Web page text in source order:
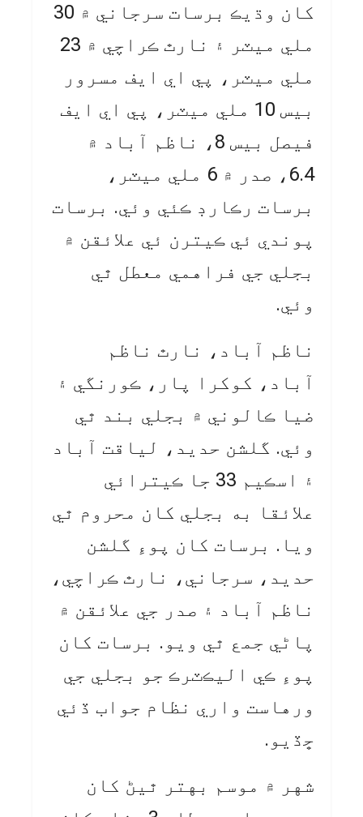
کان وڌيڪ برسات سرجاني ۾ 30
ملي ميٽر ۽ نارٿ ڪراچي ۾ 23
ملي ميٽر، پي اي ايف مسرور
بيس 10 ملي ميٽر، پي اي ايف
فيصل بيس 8، ناظم آباد ۾
6.4، صدر ۾ 6 ملي ميٽر،
برسات رڪارڊ ڪئي وئي. برسات
پوندي ئي ڪيترن ئي علائقن ۾
بجلي جي فراهمي معطل ٿي
وئي.
ناظم آباد، نارٿ ناظم
آباد، کوکرا پار، ڪورنگي ۽
ضيا ڪالوني ۾ بجلي بند ٿي
وئي. گلشن حديد، لياقت آباد
۽ اسڪيم 33 جا ڪيترائي
علائقا به بجلي کان محروم ٿي
ويا. برسات کان پوءِ گلشن
حديد، سرجاني، نارٿ ڪراچي،
ناظم آباد ۽ صدر جي علائقن ۾
پاڻي جمع ٿي ويو. برسات کان
پوءِ ڪي اليڪٽرڪ جو بجلي جي
ورهاست واري نظام جواب ڏئي
ڇڏيو.
شهر ۾ موسم بهتر ٿيڻ کان